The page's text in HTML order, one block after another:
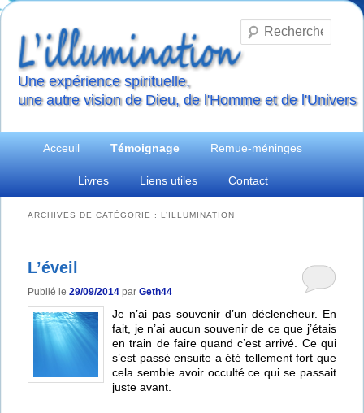
Une expérience spirituelle,
une autre vision de Dieu, de l'Homme et de l'Univers
Aller
contenu
Aller
contenu
Acceuil Témoignage Remue-méninges
Livres Liens utiles Contact
ARCHIVES DE CATÉGORIE :L’ILLUMINATION
L’éveil
Publié le29/09/2014 parGeth44
Je n’ai pas souvenir d’un déclencheur. En
fait, je n’ai aucun souvenir de ce que j’étais
en train de faire quand c’est arrivé. Ce qui
s’est passé ensuite a été tellement fort que
cela semble avoir occulté ce qui se passait
juste avant.